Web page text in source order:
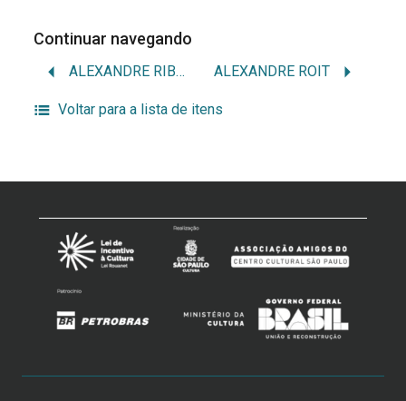
Continuar navegando
ALEXANDRE RIBEIRO ALEXANDRE ROIT
Voltar para a lista de itens